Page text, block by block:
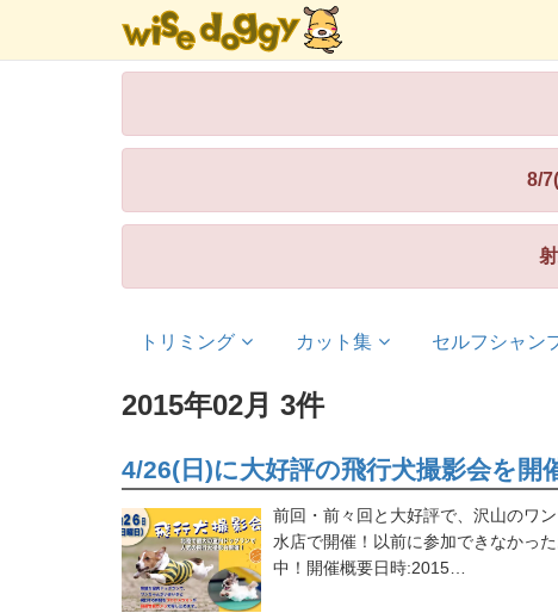
8/
トリミング カット集 セルフシャン
2015年02月 3件
4/26(日)に大好評の飛行犬撮影会を開
前回・前々回と大好評で、沢山のワ
水店で開催！以前に参加できなかっ
中！開催概要日時:2015…